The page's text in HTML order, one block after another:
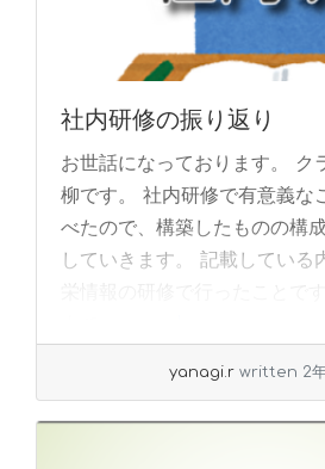
社内研修の振り返り
お世話になっております。 ク
柳です。 社内研修で有意義な
べたので、構築したものの構
していきます。 記載している
yanagi.r written 2